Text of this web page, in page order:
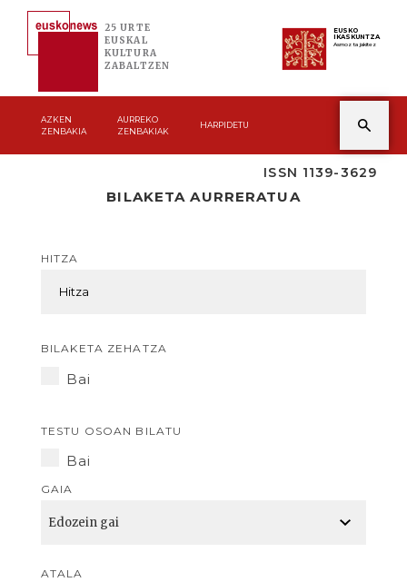
25 URTE
EUSKAL
KULTURA
ZABALTZEN
EUSKO
IKASKUNTZA
Asmoz ta jakitez
AZKEN
ZENBAKIA
AURREKO
ZENBAKIAK
HARPIDETU
ISSN 1139-3629
BILAKETA AURRERATUA
HITZA
BILAKETA ZEHATZA
Bai
TESTU OSOAN BILATU
Bai
GAIA
ATALA